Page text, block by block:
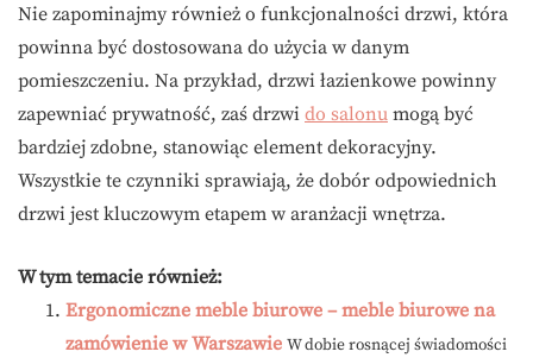
Nie zapominajmy również o funkcjonalności drzwi, która
powinna być dostosowana do użycia w danym
pomieszczeniu. Na przykład, drzwi łazienkowe powinny
zapewniać prywatność, zaś drzwi do salonu mogą być
bardziej zdobne, stanowiąc element dekoracyjny.
Wszystkie te czynniki sprawiają, że dobór odpowiednich
drzwi jest kluczowym etapem w aranżacji wnętrza.
W tym temacie również:
Ergonomiczne meble biurowe – meble biurowe na
zamówienie w Warszawie W dobie rosnącej świadomości